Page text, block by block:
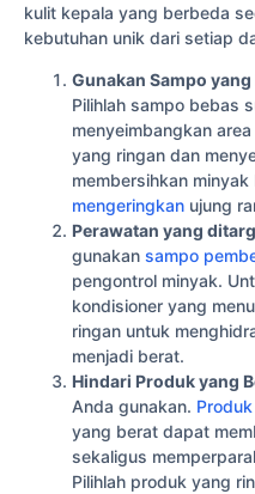
kulit kepala yang berbeda
kebutuhan unik dari setiap
Gunakan Sampo
Pilihlah sampo bebas
menyeimbangkan
yang ringan dan
membersihkan
mengeringkan ujung
Perawatan yang
gunakan sampo
pengontrol minyak.
kondisioner yang
ringan untuk
menjadi berat.
Hindari Produk yang
Anda gunakan.
yang berat dapat
sekaligus
Pilihlah produk yang